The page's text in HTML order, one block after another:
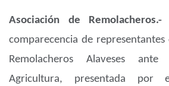
Asociación de Remolacheros.-
comparecencia de
Remolacheros Alaveses
Agricultura, presentada por